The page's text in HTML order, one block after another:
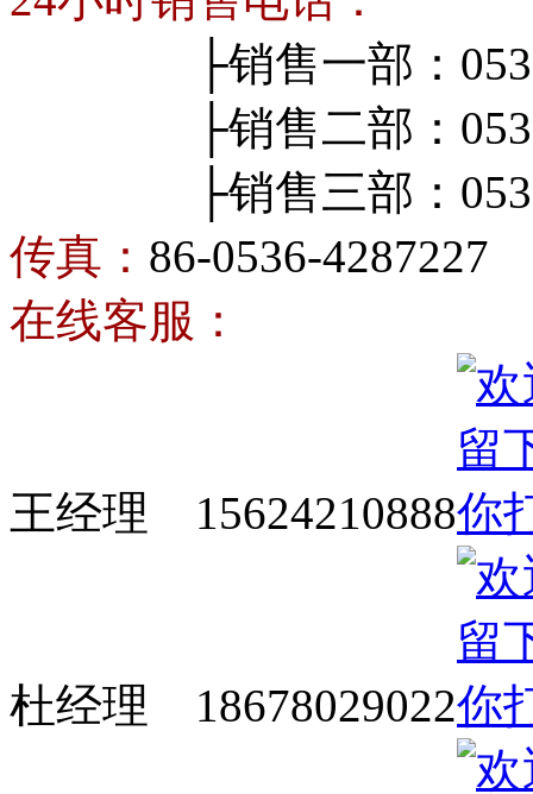
├销售一部：0536-
├销售二部：0536-
├销售三部：0536-
传真： 86-0536-4287227
在线客服：
王经理 15624210888
杜经理 18678029022